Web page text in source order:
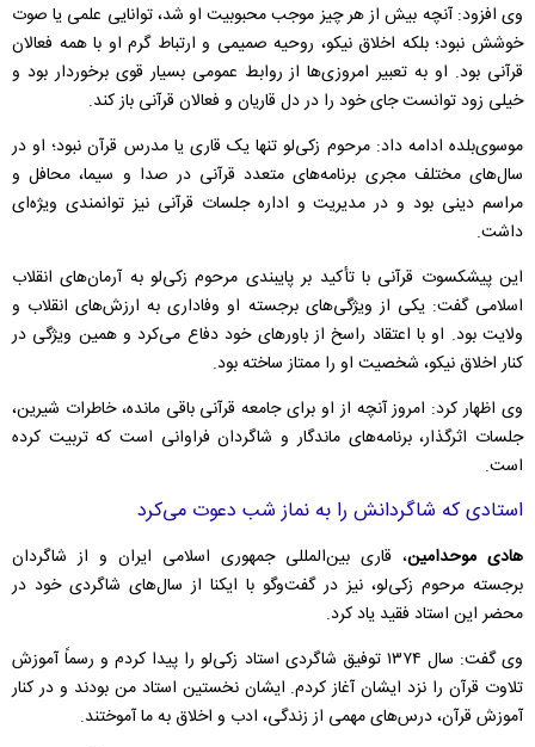
وی افزود: آنچه بیش از هر چیز موجب محبوبیت او شد، توانایی علمی یا صوت
خوشش نبود؛ بلکه اخلاق نیکو، روحیه صمیمی و ارتباط گرم او با همه فعالان
قرآنی بود. او به تعبیر امروزی‌ها از روابط عمومی بسیار قوی برخوردار بود و
خیلی زود توانست جای خود را در دل قاریان و فعالان قرآنی باز کند.
موسوی‌بلده ادامه داد: مرحوم زکی‌لو تنها یک قاری یا مدرس قرآن نبود؛ او در
سال‌های مختلف مجری برنامه‌های متعدد قرآنی در صدا و سیما، محافل و
مراسم دینی بود و در مدیریت و اداره جلسات قرآنی نیز توانمندی ویژه‌ای
داشت.
این پیشکسوت قرآنی با تأکید بر پایبندی مرحوم زکی‌لو به آرمان‌های انقلاب
اسلامی گفت: یکی از ویژگی‌های برجسته او وفاداری به ارزش‌های انقلاب و
ولایت بود. او با اعتقاد راسخ از باور‌های خود دفاع می‌کرد و همین ویژگی در
کنار اخلاق نیکو، شخصیت او را ممتاز ساخته بود.
وی اظهار کرد: امروز آنچه از او برای جامعه قرآنی باقی مانده، خاطرات شیرین،
جلسات اثرگذار، برنامه‌های ماندگار و شاگردان فراوانی است که تربیت کرده
است.
استادی که شاگردانش را به نماز شب دعوت می‌کرد
هادی موحدامین، قاری بین‌المللی جمهوری اسلامی ایران و از شاگردان
برجسته مرحوم زکی‌لو، نیز در گفت‌و‌گو با ایکنا از سال‌های شاگردی خود در
محضر این استاد فقید یاد کرد.
وی گفت: سال ۱۳۷۴ توفیق شاگردی استاد زکی‌لو را پیدا کردم و رسماً آموزش
تلاوت قرآن را نزد ایشان آغاز کردم. ایشان نخستین استاد من بودند و در کنار
آموزش قرآن، درس‌های مهمی از زندگی، ادب و اخلاق به ما آموختند.